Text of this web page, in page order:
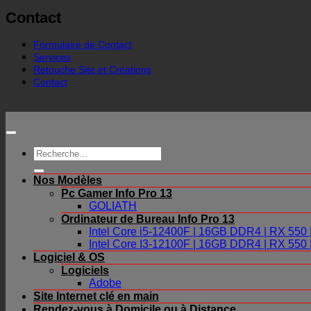
Contact
Formulaire de Contact
Services
Retouche Site et Créations
Contact
Recherche
pour :
Nos Modèles
Pc Gamer Info Pro 13
GOLIATH
Ordinateur de Bureau Info Pro 13
Intel Core i5-12400F | 16GB DDR4 | RX 550
Intel Core I3-12100F | 16GB DDR4 | RX 550
Logiciel & OS
Logiciels
Adobe
Site Internet clé en main